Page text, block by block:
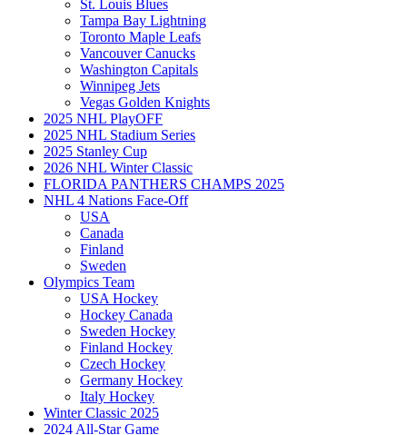
St. Louis Blues
Tampa Bay Lightning
Toronto Maple Leafs
Vancouver Canucks
Washington Capitals
Winnipeg Jets
Vegas Golden Knights
2025 NHL PlayOFF
2025 NHL Stadium Series
2025 Stanley Cup
2026 NHL Winter Classic
FLORIDA PANTHERS CHAMPS 2025
NHL 4 Nations Face-Off
USA
Canada
Finland
Sweden
Olympics Team
USA Hockey
Hockey Canada
Sweden Hockey
Finland Hockey
Czech Hockey
Germany Hockey
Italy Hockey
Winter Classic 2025
2024 All-Star Game